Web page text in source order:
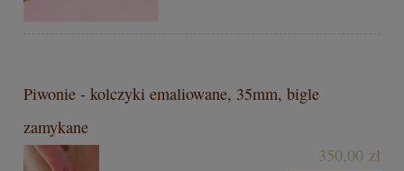
Piwonie - kolczyki emaliowane, 35mm, bigle
zamykane
350,00 zł